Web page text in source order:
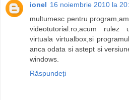
ionel 16 noiembrie 2010 la
multumesc pentru
videotutorial.ro,acum
virtuala virtualbox,si
anca odata si astept si
windows.
Răspundeți